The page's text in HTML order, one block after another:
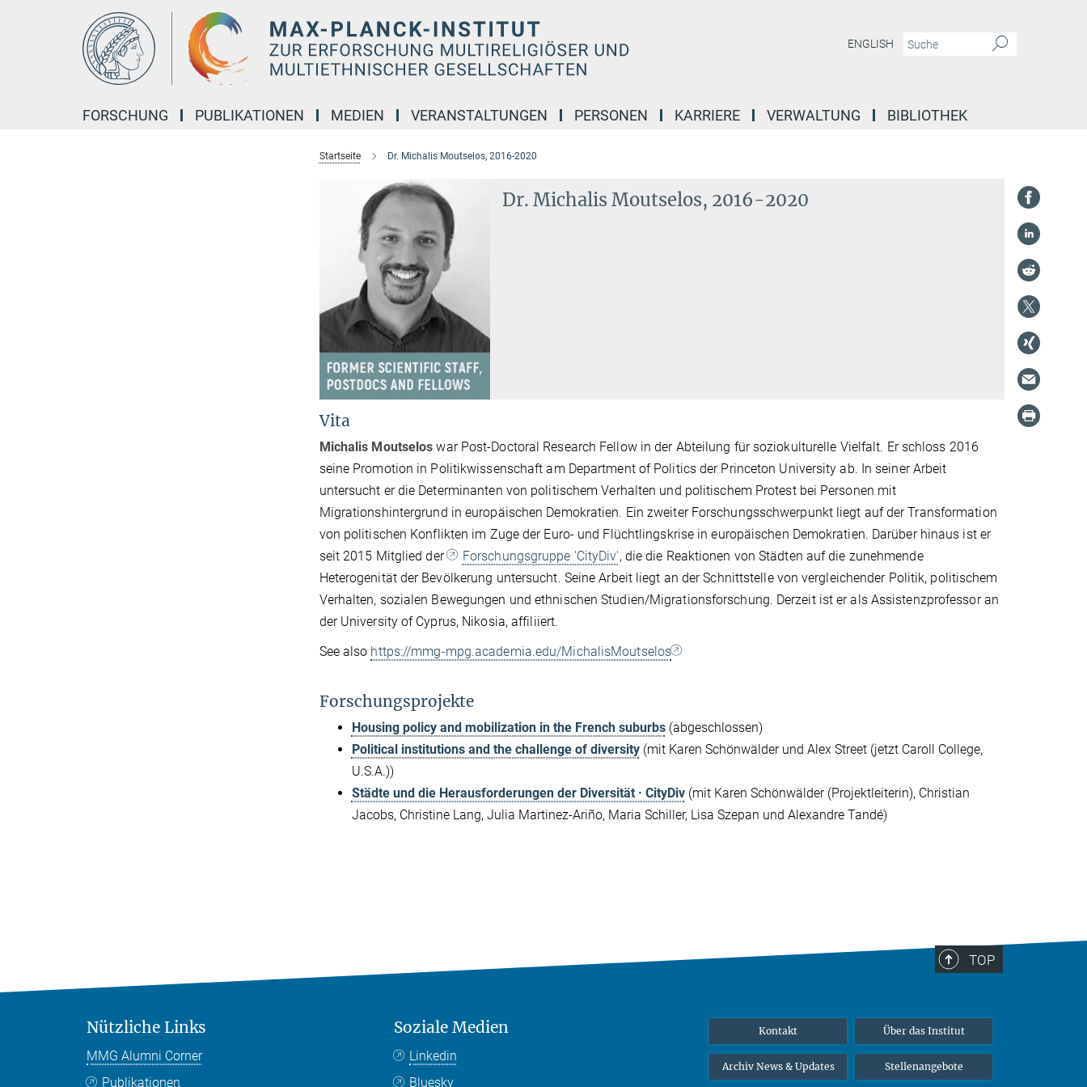
ENGLISH
FORSCHUNG PUBLIKATIONEN MEDIEN VERANSTALTUNGEN PERSONEN KARRIERE VERWALTUNG BIBLIOTHEK
Startseite Dr. Michalis Moutselos, 2016-2020
Dr. Michalis Moutselos, 2016-2020
Vita
Michalis Moutselos war Post-Doctoral Research Fellow in der Abteilung für soziokulturelle Vielfalt. Er schloss 2016
seine Promotion in Politikwissenschaft am Department of Politics der Princeton University ab. In seiner Arbeit
untersucht er die Determinanten von politischem Verhalten und politischem Protest bei Personen mit
Migrationshintergrund in europäischen Demokratien. Ein zweiter Forschungsschwerpunkt liegt auf der Transformation
von politischen Konflikten im Zuge der Euro- und Flüchtlingskrise in europäischen Demokratien. Darüber hinaus ist er
seit 2015 Mitglied der
Forschungsgruppe 'CityDiv', die die Reaktionen von Städten auf die zunehmende
Heterogenität der Bevölkerung untersucht. Seine Arbeit liegt an der Schnittstelle von vergleichender Politik, politischem
Verhalten, sozialen Bewegungen und ethnischen Studien/Migrationsforschung. Derzeit ist er als Assistenzprofessor an
der University of Cyprus, Nikosia, affiliiert.
See also https://mmg-mpg.academia.edu/MichalisMoutselos
Forschungsprojekte
Housing policy and mobilization in the French suburbs(abgeschlossen)
Political institutions and the challenge of diversity(mit Karen Schönwälder und Alex Street (jetzt Caroll College,
U.S.A.))
Städte und die Herausforderungen der Diversität · CityDiv(mit Karen Schönwälder (Projektleiterin), Christian
Jacobs, Christine Lang, Julia Martinez-Ariño, Maria Schiller, Lisa Szepan und Alexandre Tandé)
TOP
Nützliche Links
MMG Alumni Corner
Publikationen
Soziale Medien
Linkedin
Bluesky
Kontakt Über das Institut
Archiv News & Updates Stellenangebote